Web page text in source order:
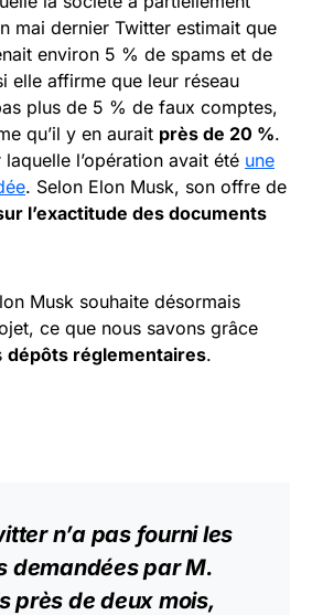
mai dernier Twitter estimait que
environ 5 % de spams et de
elle affirme que leur réseau
plus de 5 % de faux comptes,
qu’il y en aurait près de 20 %.
laquelle l’opération avait été une
. Selon Elon Musk, son offre de
l’exactitude des documents
Musk souhaite désormais
ce que nous savons grâce
dépôts réglementaires.
n’a pas fourni les
demandées par M.
près de deux mois,